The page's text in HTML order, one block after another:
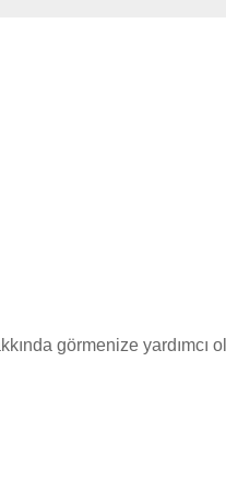
görmenize yardımcı